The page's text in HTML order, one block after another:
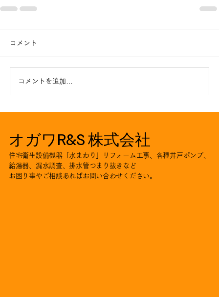
コメント
コメントを追加…
オガワR&S 株式会社
住宅衛生設備機器「水まわり」リフォーム工事、各種井戸ポンプ、
給湯器、漏水調査、排水管つまり抜きなど
お困り事やご相談あればお問い合わせください。